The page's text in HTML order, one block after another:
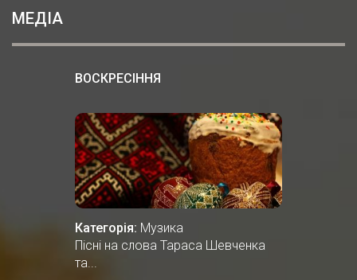
МЕДІА
ВОСКРЕСІННЯ
Категорія: Музика
Пісні на слова Тараса Шевченка
та...